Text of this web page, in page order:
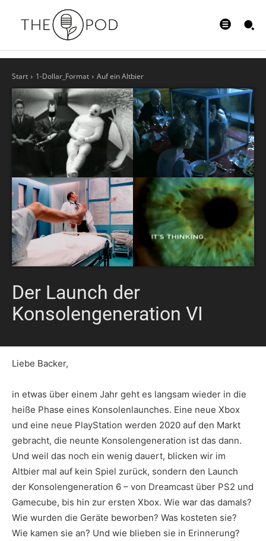
Start 1-Dollar_Format Auf ein Altbier
Der Launch der
Konsolengeneration VI
Liebe Backer,
in etwas über einem Jahr geht es langsam wieder in die
heiße Phase eines Konsolenlaunches. Eine neue Xbox
und eine neue PlayStation werden 2020 auf den Markt
gebracht, die neunte Konsolengeneration ist das dann.
Und weil das noch ein wenig dauert, blicken wir im
Altbier mal auf kein Spiel zurück, sondern den Launch
der Konsolengeneration 6 – von Dreamcast über PS2 und
Gamecube, bis hin zur ersten Xbox. Wie war das damals?
Wie wurden die Geräte beworben? Was kosteten sie?
Wie kamen sie an? Und wie blieben sie in Erinnerung?